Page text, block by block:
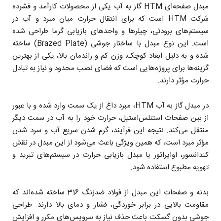
مبدل صفحه‌ای HTM گاز به آب یکی از محصولات کارآمد و فشرده
شرکت HTM است که برای انتقال حرارت میان مبرد و آب در
سیستم‌های برودتی، چیلرها و واحدهای بازیابی گرما طراحی شده
است. این نوع مبدل با ساختار جوشی (Brazed Plate) ساخته
شده و به دلیل ابعاد کوچک، وزن کم و راندمان بالا، یکی از بهترین
گزینه‌ها برای پروژه‌هایی است که فضای نصب محدود و نیاز به تبادل
حرارت مؤثر دارند.
در مبدل گاز به آب HTM، مبرد داغ از یک سمت وارد شده و با عبور
از بین صفحات استنلس‌استیل، حرارت خود را به آب در سمت دیگر
منتقل می‌کند. نتیجه این فرآیند، گرم شدن سریع آب و سرد شدن
مؤثر مبرد است، که همین ویژگی باعث می‌شود از این مبدل در نقش
کندانسور، اواپراتور یا مبدل بازیابی حرارت در سیستم‌های تبرید و
تهویه مطبوع استفاده شود.
بدنه و صفحات این مبدل از فولاد ضدزنگ 316 ساخته شده‌اند که
مقاومت بالایی در برابر خوردگی، فشار و دمای بالا دارند. طراحی
جوشی بدون گسکت باعث حذف نیاز به سرویس‌های مکرر و افزایش